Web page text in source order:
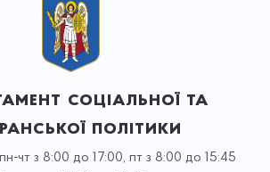
соціальної та
політики
чт з 8:00 до 17:00, пт з 8:00 до 15:45